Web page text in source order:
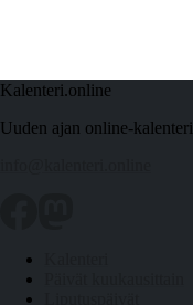
Kalenteri.online
Uuden ajan online-kalenteri